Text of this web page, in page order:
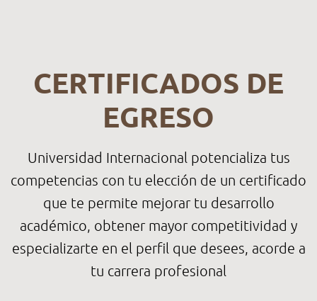
CERTIFICADOS DE
EGRESO
Universidad Internacional potencializa tus
competencias con tu elección de un certificado
que te permite mejorar tu desarrollo
académico, obtener mayor competitividad y
especializarte en el perfil que desees, acorde a
tu carrera profesional